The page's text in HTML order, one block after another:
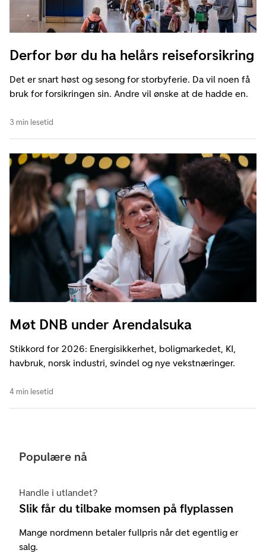
Derfor bør du ha helårs reiseforsikring
Det er snart høst og sesong for storbyferie. Da vil noen få
bruk for forsikringen sin. Andre vil ønske at de hadde en.
3 min lesetid
Møt DNB under Arendalsuka
Stikkord for 2026: Energisikkerhet, boligmarkedet, KI,
havbruk, norsk industri, svindel og nye vekstnæringer.
4 min lesetid
Populære nå
Handle i utlandet?
Slik får du tilbake momsen på flyplassen
Mange nordmenn betaler fullpris når det egentlig er
salg.